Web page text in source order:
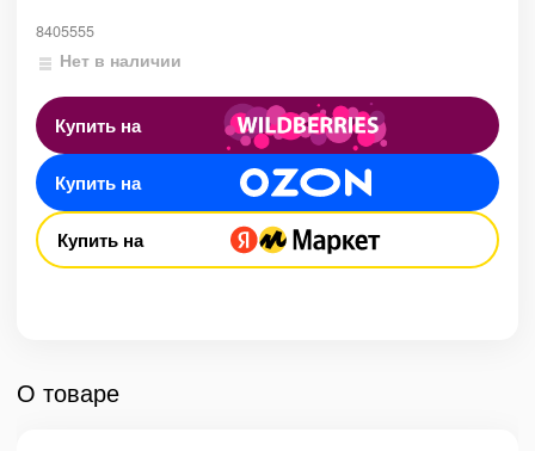
8405555
Нет в наличии
Купить на
Купить на
Купить на
О товаре